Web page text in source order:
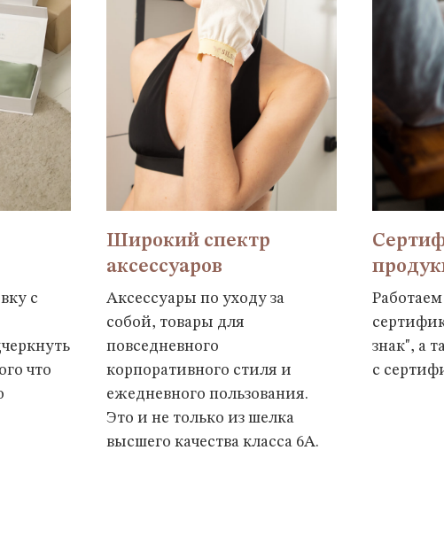
с
что
Широкий спектр
аксессуаров
Аксессуары по уходу за
собой, товары для
повседневного
корпоративного стиля и
ежедневного пользования.
Это и не только из шелка
высшего качества класса 6А.
знак", а
с